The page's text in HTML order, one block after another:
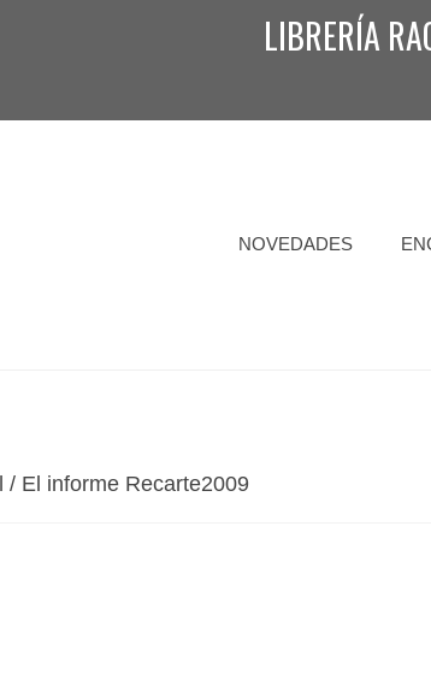
LIBRERÍA
NOVEDADES
/ El informe Recarte2009